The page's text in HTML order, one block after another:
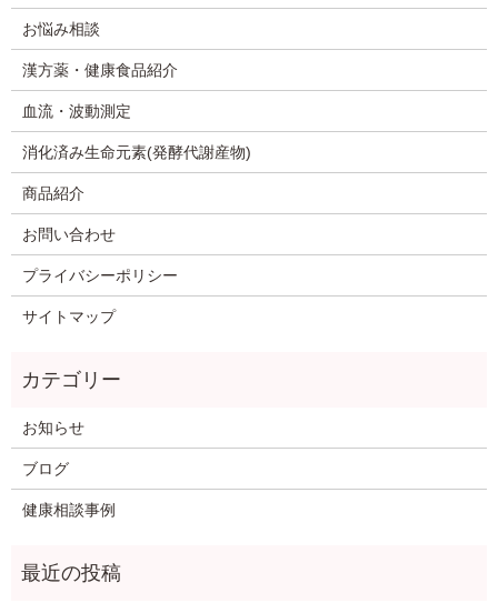
お悩み相談
漢方薬・健康食品紹介
血流・波動測定
消化済み生命元素(発酵代謝産物)
商品紹介
お問い合わせ
プライバシーポリシー
サイトマップ
お知らせ
ブログ
健康相談事例